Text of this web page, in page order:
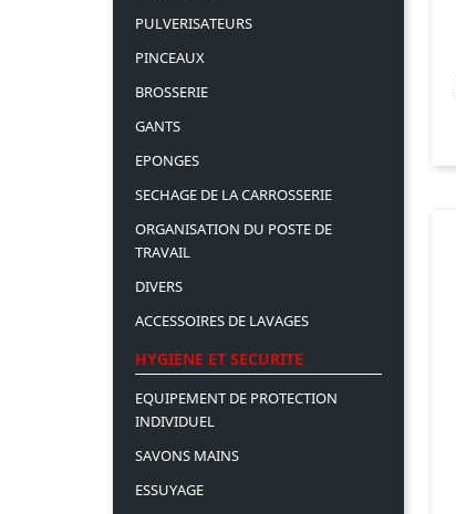
PULVERISATEURS
PINCEAUX
BROSSERIE
GANTS
EPONGES
SECHAGE DE LA CARROSSERIE
ORGANISATION DU POSTE DE
TRAVAIL
DIVERS
ACCESSOIRES DE LAVAGES
HYGIENE ET SECURITE
EQUIPEMENT DE PROTECTION
INDIVIDUEL
SAVONS MAINS
ESSUYAGE